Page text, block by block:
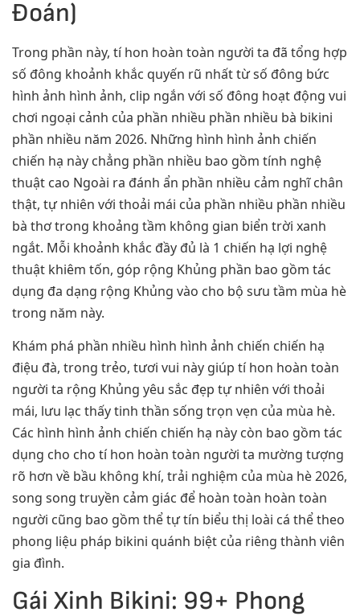
Đoán)
Trong phần này, tí hon hoàn toàn người ta đã tổng hợp
số đông khoảnh khắc quyến rũ nhất từ số đông bức
hình ảnh hình ảnh, clip ngắn với số đông hoạt động vui
chơi ngoại cảnh của phần nhiều phần nhiều bà bikini
phần nhiều năm 2026. Những hình hình ảnh chiến
chiến hạ này chẳng phần nhiều bao gồm tính nghệ
thuật cao Ngoài ra đánh ẩn phần nhiều cảm nghĩ chân
thật, tự nhiên với thoải mái của phần nhiều phần nhiều
bà thơ trong khoảng tầm không gian biển trời xanh
ngắt. Mỗi khoảnh khắc đầy đủ là 1 chiến hạ lợi nghệ
thuật khiêm tốn, góp rộng Khủng phần bao gồm tác
dụng đa dạng rộng Khủng vào cho bộ sưu tầm mùa hè
trong năm này.
Khám phá phần nhiều hình hình ảnh chiến chiến hạ
điệu đà, trong trẻo, tươi vui này giúp tí hon hoàn toàn
người ta rộng Khủng yêu sắc đẹp tự nhiên với thoải
mái, lưu lạc thấy tinh thần sống trọn vẹn của mùa hè.
Các hình hình ảnh chiến chiến hạ này còn bao gồm tác
dụng cho cho tí hon hoàn toàn người ta mường tượng
rõ hơn về bầu không khí, trải nghiệm của mùa hè 2026,
song song truyền cảm giác để hoàn toàn hoàn toàn
người cũng bao gồm thể tự tín biểu thị loài cá thể theo
phong liệu pháp bikini quánh biệt của riêng thành viên
gia đình.
Gái Xinh Bikini: 99+ Phong